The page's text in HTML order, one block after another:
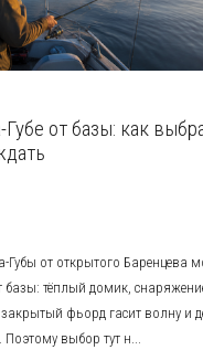
от базы: как
Губы от открытого Баренцева
тёплый домик,
фьорд гасит волну и
выбор тут н...